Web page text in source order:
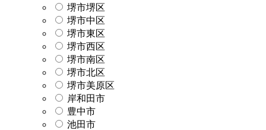
堺市堺区
堺市中区
堺市東区
堺市西区
堺市南区
堺市北区
堺市美原区
岸和田市
豊中市
池田市